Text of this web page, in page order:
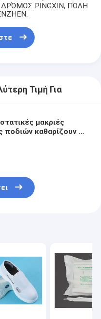
ΔΡΌΜΟΣ PINGXIN, ΠΌΛΗ
Τιμή Για
μακριές
ποδιών καθαρίζουν το